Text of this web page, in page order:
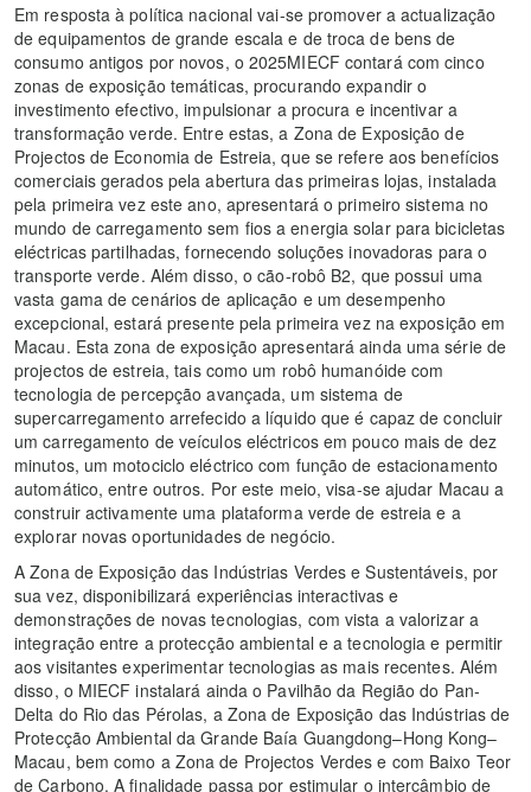
Em resposta à política nacional vai-se promover a actualização
de equipamentos de grande escala e de troca de bens de
consumo antigos por novos, o 2025MIECF contará com cinco
zonas de exposição temáticas, procurando expandir o
investimento efectivo, impulsionar a procura e incentivar a
transformação verde. Entre estas, a Zona de Exposição de
Projectos de Economia de Estreia, que se refere aos benefícios
comerciais gerados pela abertura das primeiras lojas, instalada
pela primeira vez este ano, apresentará o primeiro sistema no
mundo de carregamento sem fios a energia solar para bicicletas
eléctricas partilhadas, fornecendo soluções inovadoras para o
transporte verde. Além disso, o cão-robô B2, que possui uma
vasta gama de cenários de aplicação e um desempenho
excepcional, estará presente pela primeira vez na exposição em
Macau. Esta zona de exposição apresentará ainda uma série de
projectos de estreia, tais como um robô humanóide com
tecnologia de percepção avançada, um sistema de
supercarregamento arrefecido a líquido que é capaz de concluir
um carregamento de veículos eléctricos em pouco mais de dez
minutos, um motociclo eléctrico com função de estacionamento
automático, entre outros. Por este meio, visa-se ajudar Macau a
construir activamente uma plataforma verde de estreia e a
explorar novas oportunidades de negócio.
A Zona de Exposição das Indústrias Verdes e Sustentáveis, por
sua vez, disponibilizará experiências interactivas e
demonstrações de novas tecnologias, com vista a valorizar a
integração entre a protecção ambiental e a tecnologia e permitir
aos visitantes experimentar tecnologias as mais recentes. Além
disso, o MIECF instalará ainda o Pavilhão da Região do Pan-
Delta do Rio das Pérolas, a Zona de Exposição das Indústrias de
Protecção Ambiental da Grande Baía Guangdong–Hong Kong–
Macau, bem como a Zona de Projectos Verdes e com Baixo Teor
de Carbono. A finalidade passa por estimular o intercâmbio de